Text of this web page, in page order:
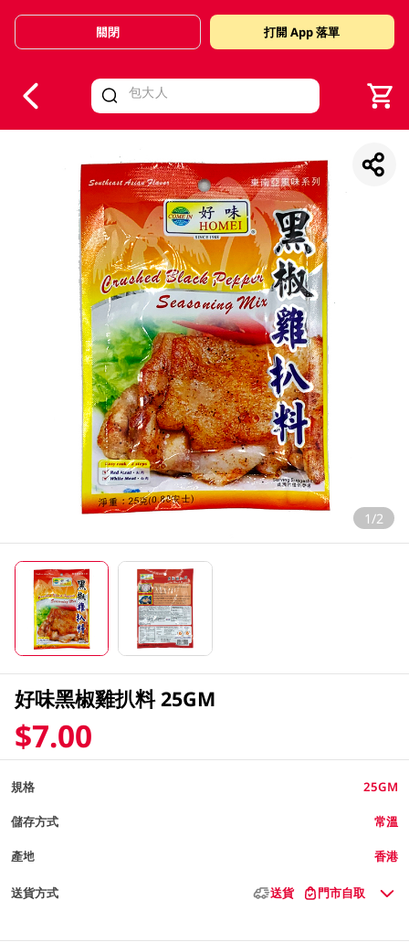
Valid Until 30 June 2026
關閉 打開 App 落單
1/2
好味黑椒雞扒料 25GM
$7.00
規格 25GM
儲存方式 常溫
產地 香港
送貨方式 送貨 門市自取